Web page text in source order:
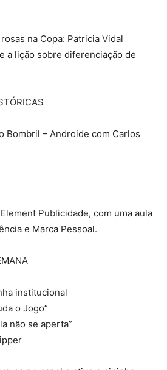
na Copa: Patricia Vidal
a lição sobre diferenciação de
Bombril – Androide com Carlos
Publicidade, com uma aula
e Marca Pessoal.
institucional
o Jogo”
não se aperta”